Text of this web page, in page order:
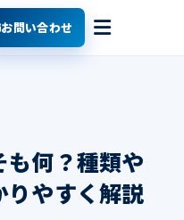
お問い合わせ
も何？種類や
りやすく解説